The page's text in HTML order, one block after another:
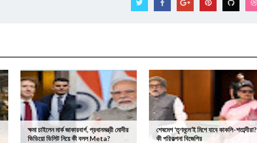
ক্ষমা চাইলেন মার্ক জাকারবার্গ, প্রধানমন্ত্রী মোদীর
ভিডিয়ো ডিলিট নিয়ে কী বলল Meta?
শেষমেশ ‘তৃণমূলে’ই মিশে যাবে কাকলি-শতাব্দীরা?
কী পরিকল্পনা বিজেপির